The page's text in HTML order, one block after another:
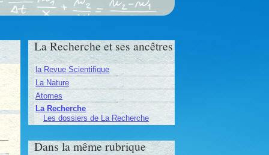
La Recherche et ses ancêtres
la Revue Scientifique
La Nature
Atomes
La Recherche
Les dossiers de La Recherche
Dans la même rubrique